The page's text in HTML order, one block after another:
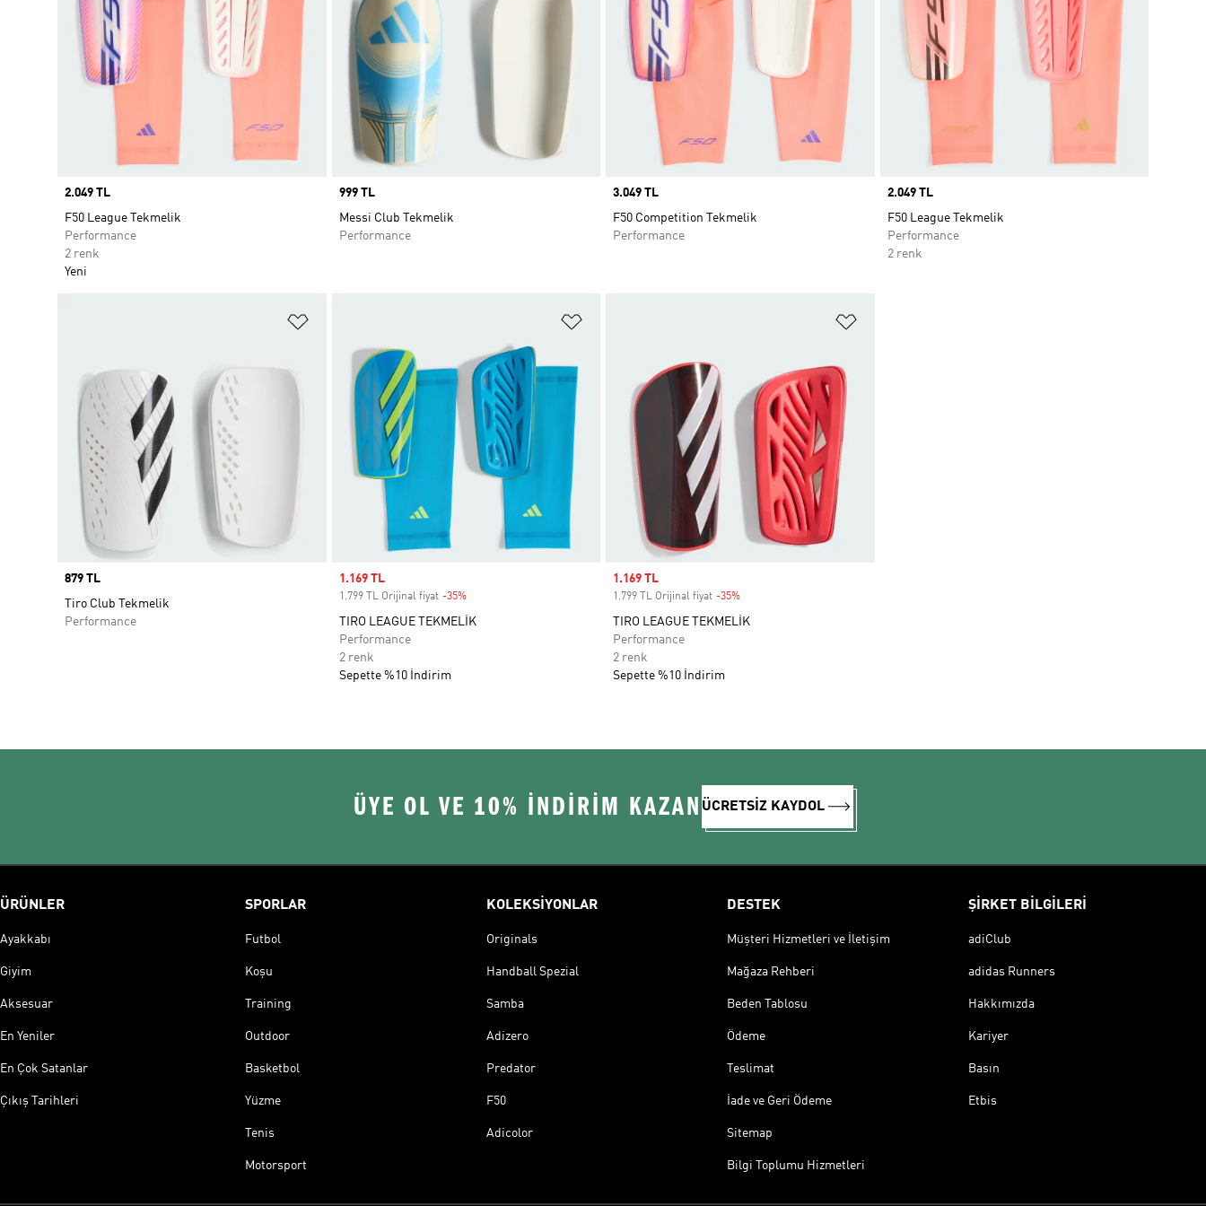
Price
2.049 TL
F50 League Tekmelik
Performance
2 renk
Yeni
Price
999 TL
Messi Club Tekmelik
Performance
Price
3.049 TL
F50 Competition Tekmelik
Performance
Price
2.049 TL
F50 League Tekmelik
Performance
2 renk
Price
879 TL
Tiro Club Tekmelik
Performance
Sale price
1.169 TL
1.799 TL Orijinal fiyat -35%Discount
TIRO LEAGUE TEKMELİK
Performance
2 renk
Sepette %10 İndirim
Sale price
1.169 TL
1.799 TL Orijinal fiyat -35%
TIRO LEAGUE TEKMELİK
Performance
2 renk
Sepette %10 İndirim
ÜYE OL VE 10% İNDİRİM KAZAN ÜCRETSİZ KAYDOL
ÜRÜNLER
Ayakkabı
Giyim
Aksesuar
En Yeniler
En Çok Satanlar
Çıkış Tarihleri
SPORLAR
Futbol
Koşu
Training
Outdoor
Basketbol
Yüzme
Tenis
Motorsport
KOLEKSİYONLAR
Originals
Handball Spezial
Samba
Adizero
Predator
F50
Adicolor
DESTEK
Müşteri Hizmetleri ve İletişim
Mağaza Rehberi
Beden Tablosu
Ödeme
Teslimat
İade ve Geri Ödeme
Sitemap
Bilgi Toplumu Hizmetleri
ŞİRKET BİLGİLERİ
adiClub
adidas Runners
Hakkımızda
Kariyer
Basın
Etbis